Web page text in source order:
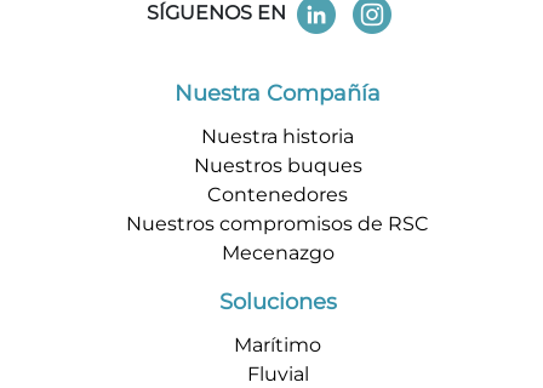
SÍGUENOS EN
Nuestra Compañía
Nuestra historia
Nuestros buques
Contenedores
Nuestros compromisos de RSC
Mecenazgo
Soluciones
Marítimo
Fluvial